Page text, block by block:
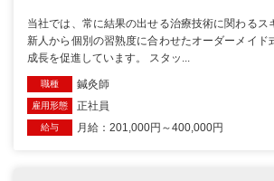
当社では、常に結果の出せる治療技術に関わるス
新人から個別の習熟度に合わせたオーダーメイド
成長を促進しています。 スタッ...
職種 鍼灸師
雇用形態 正社員
給与 月給：201,000円～400,000円